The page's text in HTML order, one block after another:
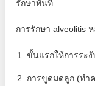
รักษาทันที
การรักษา alveolitis
ขั้นแรกให้การระ
การขูดมดลูก (ทำ